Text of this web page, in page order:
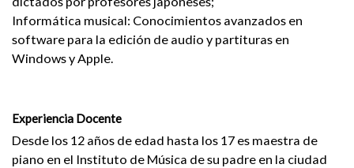
Informática musical: Conocimientos avanzados en
software para la edición de audio y partituras en
Windows y Apple.
Experiencia Docente
Desde los 12 años de edad hasta los 17 es maestra de
piano en el Instituto de Música de su padre en la ciudad